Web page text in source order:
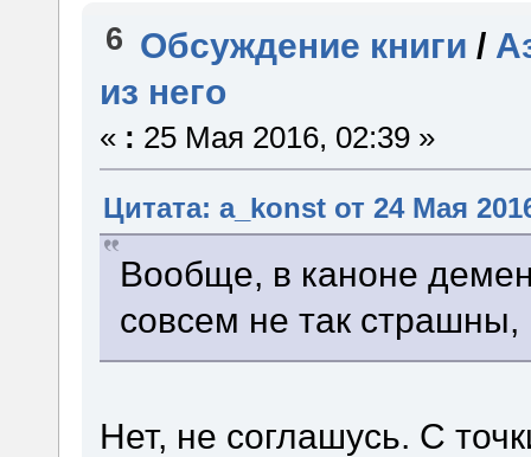
6 Обсуждение книги /
из него
« : 25 Мая 2016, 02:39 »
Цитата: a_konst от 24 Мая
Вообще, в каноне
совсем не так
Нет, не соглашусь. С